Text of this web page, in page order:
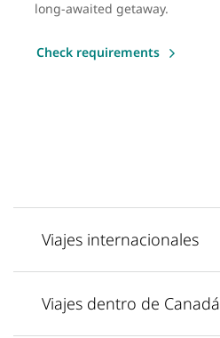
long-awaited getaway.
Check requirements
Viajes internacionales
Viajes dentro de Canadá